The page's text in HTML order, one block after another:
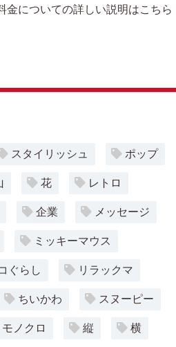
金についての詳しい説明はこちら
スタイリッシュ ポップ
花 レトロ
企業 メッセージ
ミッキーマウス
ぐらし リラックマ
ちいかわ スヌーピー
モノクロ 縦 横